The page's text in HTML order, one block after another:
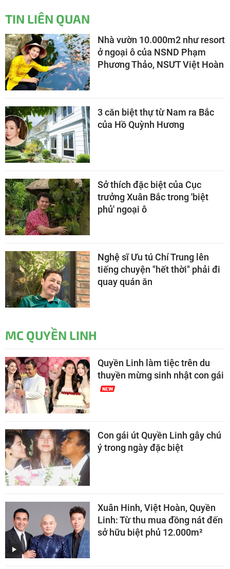
TIN LIÊN QUAN
Nhà vườn 10.000m2 như resort
ở ngoại ô của NSND Phạm
Phương Thảo, NSƯT Việt Hoàn
3 căn biệt thự từ Nam ra Bắc
của Hồ Quỳnh Hương
Sở thích đặc biệt của Cục
trưởng Xuân Bắc trong 'biệt
phủ' ngoại ô
Nghệ sĩ Ưu tú Chí Trung lên
tiếng chuyện "hết thời" phải đi
quay quán ăn
MC QUYỀN LINH
Quyền Linh làm tiệc trên du
thuyền mừng sinh nhật con gái
Con gái út Quyền Linh gây chú
ý trong ngày đặc biệt
Xuân Hinh, Việt Hoàn, Quyền
Linh: Từ thu mua đồng nát đến
sở hữu biệt phủ 12.000m²